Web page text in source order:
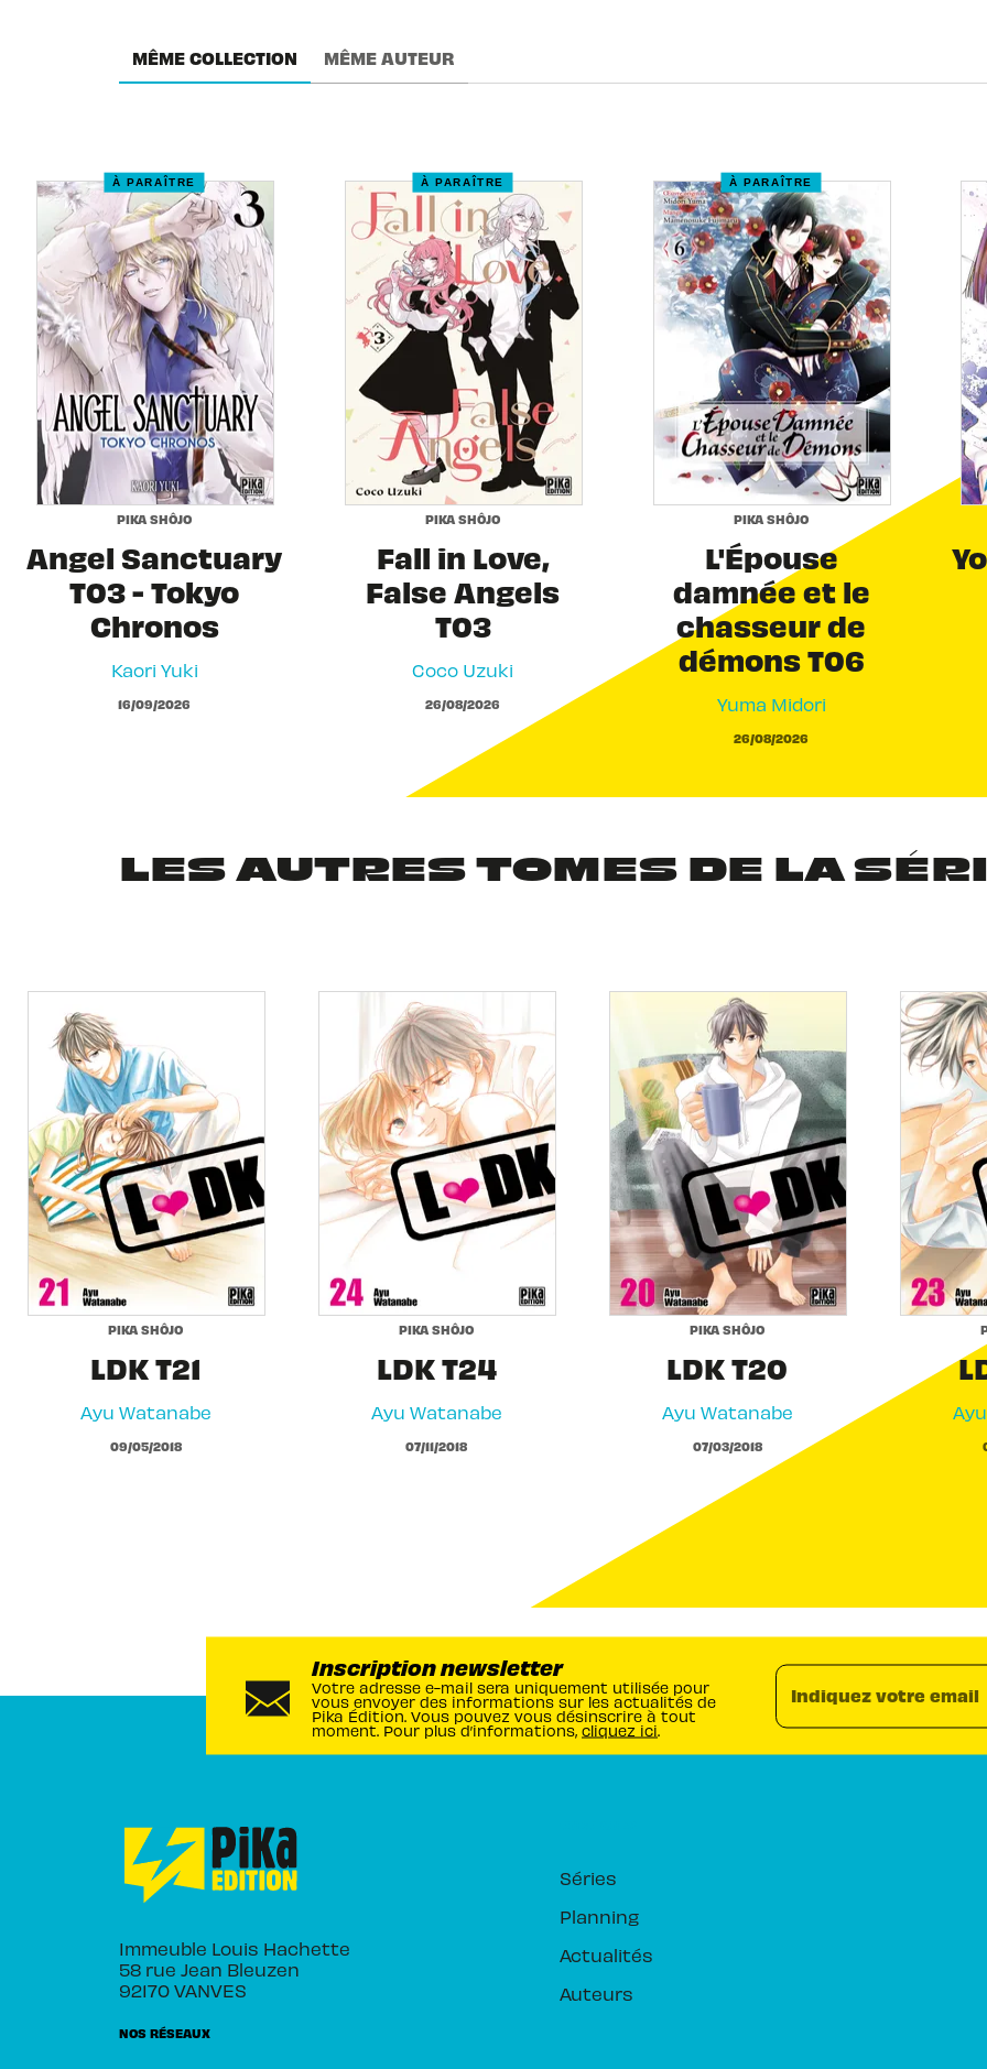
MÊME COLLECTION MÊME AUTEUR
À PARAÎTRE
PIKA SHÔJO
Angel Sanctuary
T03 - Tokyo
Chronos
Kaori Yuki
16/09/2026
À PARAÎTRE
PIKA SHÔJO
Fall in Love,
False Angels
T03
Coco Uzuki
26/08/2026
À PARAÎTRE
PIKA SHÔJO
L'Épouse
damnée et le
chasseur de
démons T06
Yuma Midori
26/08/2026
LES AUTRES TOMES DE LA
PIKA SHÔJO
LDK T21
Ayu Watanabe
09/05/2018
PIKA SHÔJO
LDK T24
Ayu Watanabe
07/11/2018
PIKA SHÔJO
LDK T20
Ayu Watanabe
07/03/2018
Inscription newsletter
Votre adresse e-mail sera uniquement utilisée pour
vous envoyer des informations sur les actualités de
Pika Édition. Vous pouvez vous désinscrire à tout
moment. Pour plus d’informations, cliquez ici.
Indiquez votre email
Immeuble Louis Hachette
58 rue Jean Bleuzen
92170 VANVES
NOS RÉSEAUX
Séries
Planning
Actualités
Auteurs